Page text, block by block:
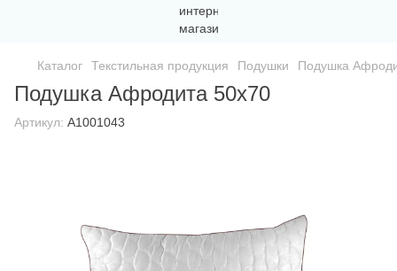
Каталог Текстильная продукция Подушки Подушка
Подушка Афродита 50х70
Артикул: A1001043